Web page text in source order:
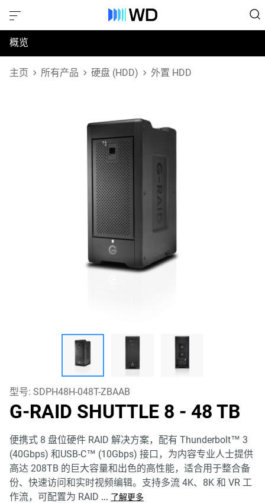
概览
规格
主页 所有产品 硬盘 (HDD) 外置 HDD
型号: SDPH48H-048T-ZBAAB
G-RAID SHUTTLE 8 - 48 TB
便携式 8 盘位硬件 RAID 解决方案，配有 Thunderbolt™ 3
(40Gbps) 和USB-C™ (10Gbps) 接口，为内容专业人士提供
高达 208TB 的巨大容量和出色的高性能，适合用于整合备
份、快速访问和实时视频编辑。支持多流 4K、8K 和 VR 工
作流，可配置为 RAID ... 了解更多